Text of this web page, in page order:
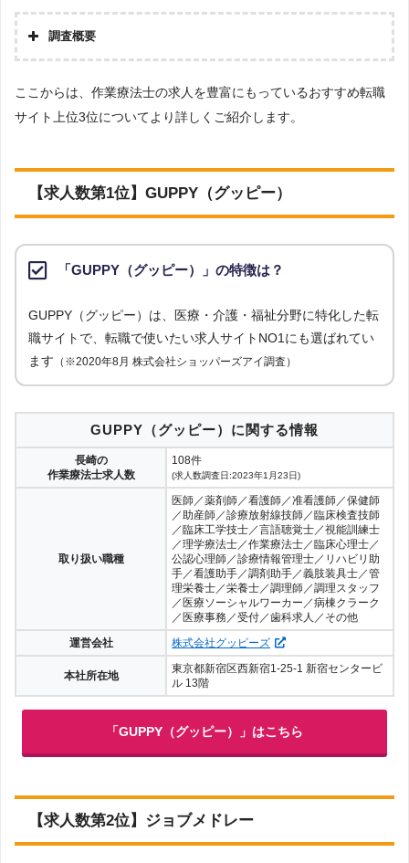
［解説2］転職エージェントは、自社が実際にコンタクトを取っている
企業の求人のみが掲載されているため、転職エージェントのチェックが
［解説3］転職エージェントも、複数の企業に同時応募できますが、転
イトでは自身で興味のある求人があればいくらでも自由に応募すること
ができます。
欲しいのか、企業の内情はどうなのかを理解しているため、より詳しい
［解説5］転職エージェントは、企業が欲しい人材と転職希望者が合致
している求人を紹介しているため、内定をもらいやすくなります。
調査概要
株式会社アドバンスフロー
調査対象とした転職サイトについて
調査日
求人数ランキング上部または下部に記載
ここからは、作業療法士の求人を豊富にもっているおすすめ転職
サイト上位3位についてより詳しくご紹介します。
【求人数第1位】GUPPY（グッピー）
「GUPPY（グッピー）」の特徴は？
GUPPY（グッピー）は、医療・介護・福祉分野に特化した転
職サイトで、転職で使いたい求人サイトNO1にも選ばれてい
ます （※2020年8月 株式会社ショッパーズアイ調査）
GUPPY（グッピー）に関する情報
長崎の
作業療法士求人数
108件
(求人数調査日:2023年1月23日)
取り扱い職種
医師／薬剤師／看護師／准看護師／保健師
／助産師／診療放射線技師／臨床検査技師
／臨床工学技士／言語聴覚士／視能訓練士
／理学療法士／作業療法士／臨床心理士／
公認心理師／診療情報管理士／リハビリ助
手／看護助手／調剤助手／義肢装具士／管
理栄養士／栄養士／調理師／調理スタッフ
／医療ソーシャルワーカー／病棟クラーク
／医療事務／受付／歯科求人／その他
運営会社
株式会社グッピーズ
本社所在地
東京都新宿区西新宿1-25-1 新宿センタービ
ル 13階
「GUPPY（グッピー）」はこちら
【求人数第2位】ジョブメドレー